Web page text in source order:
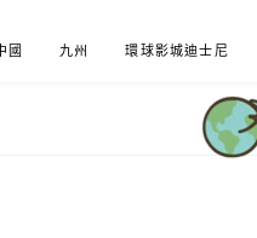
國 九州 環球影城迪士尼